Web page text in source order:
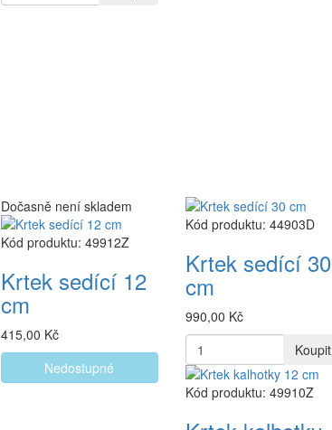
Dočasně není skladem
Kód produktu: 49912Z
Krtek sedící 12
cm
415,00 Kč
Nedostupné
Kód produktu: 44903D
Krtek sedící 30
cm
990,00 Kč
Koupit
Kód produktu: 49910Z